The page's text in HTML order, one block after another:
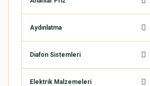
Aydınlatma
Diafon Sistemleri
Elektrik Malzemeleri